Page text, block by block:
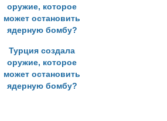
Турция создала
оружие, которое
может остановить
ядерную бомбу?